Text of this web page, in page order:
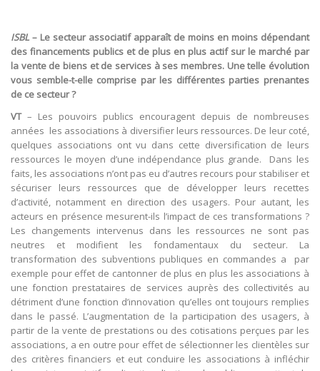
ISBL – Le secteur associatif apparaît de moins en moins dépendant
des financements publics et de plus en plus actif sur le marché par
la vente de biens et de services à ses membres. Une telle évolution
vous semble-t-elle comprise par les différentes parties prenantes
de ce secteur ?
VT– Les pouvoirs publics encouragent depuis de nombreuses
années les associations à diversifier leurs ressources. De leur coté,
quelques associations ont vu dans cette diversification de leurs
ressources le moyen d’une indépendance plus grande. Dans les
faits, les associations n’ont pas eu d’autres recours pour stabiliser et
sécuriser leurs ressources que de développer leurs recettes
d’activité, notamment en direction des usagers. Pour autant, les
acteurs en présence mesurent-ils l’impact de ces transformations ?
Les changements intervenus dans les ressources ne sont pas
neutres et modifient les fondamentaux du secteur. La
transformation des subventions publiques en commandes a par
exemple pour effet de cantonner de plus en plus les associations à
une fonction prestataires de services auprès des collectivités au
détriment d’une fonction d’innovation qu’elles ont toujours remplies
dans le passé. L’augmentation de la participation des usagers, à
partir de la vente de prestations ou des cotisations perçues par les
associations, a en outre pour effet de sélectionner les clientèles sur
des critères financiers et eut conduire les associations à infléchir